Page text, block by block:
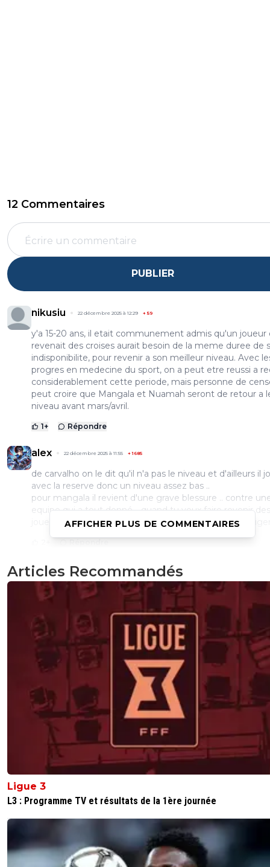
12 Commentaires
PUBLIER
nikusiu 22 décembre 2025 à 12:29 + 59
y'a 15-20 ans, il etait communement admis qu'un joueur
revenait des croises aurait besoin de la meme duree de
indisponibilite, pour revenir a son meilleur niveau. Avec
progres en medecine du sport, on a peut etre reussi a
considerablement cette periode, mais personne de
peut croire que Mangala et Nuamah seront de retour a
niveau avant mars/avril.
1+ Répondre
alex 22 décembre 2025 à 11:55 +1685
de carvalho on le dit qu'il n'a pas le niveau et d'ailleurs il
avec la reserve donc un niveau assez bas ..
pour mangala il revient d'une grave blessure .. contre
equipe qui a tout donné .. quand tu veux faire revenir des
joueurs c'est pas sur ce type de match que tu peux
dirtyshady41 22 décembre 2025 à 11:43 + 1891
On a une tendance a avoir une équipe qui se mets
niveau de l'adversaire, dans le pire comme dans le
1 Répondre
sweet7812 22 décembre 2025 à 9:42
Autant pr De Carvalho je suis d'accord, je ne sais pas pkoi
Fonseca le met... MAIS par contre Mangala revient de
manque de rythme clairement et ça lui tape quand mm
dessus... ce monde d'aujourd'hui m'horripile...
+ Répondre
dadadu69
blessure, laissons lui le temps de retrouver le
Par contre De Carvalho je ne sais même pas
a pu signer un contrat pro, et Satriano.. tellement
regrets de ne pas avoir vu AGR plus souvent.
AFFICHER PLUS DE COMMENTAIRES
Articles Recommandés
Ligue 3
L3 : Programme TV et résultats de la 1ère journée